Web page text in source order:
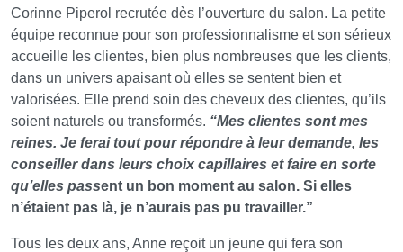
Corinne Piperol recrutée dès l’ouverture du salon. La petite
équipe reconnue pour son professionnalisme et son sérieux
accueille les clientes, bien plus nombreuses que les clients,
dans un univers apaisant où elles se sentent bien et
valorisées. Elle prend soin des cheveux des clientes, qu’ils
soient naturels ou transformés. “Mes clientes sont mes
reines. Je ferai tout pour répondre à leur demande, les
conseiller dans leurs choix capillaires et faire en sorte
qu’elles passent un bon moment au salon. Si elles
n’étaient pas là, je n’aurais pas pu travailler.”
Tous les deux ans, Anne reçoit un jeune qui fera son